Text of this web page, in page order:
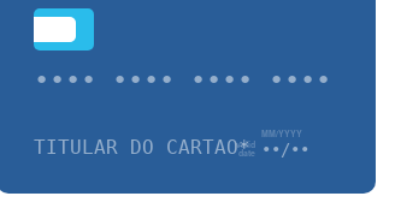
•••• •••• •••• ••••
TÍTULAR DO CARTÃO* ••/••